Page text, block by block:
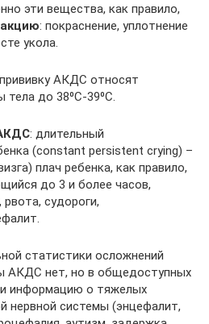
эти вещества, как правило,
: покраснение, уплотнение
укола.
АКДС относят
до 38⁰С-39⁰С.
: длительный
(constant persistent crying) –
плач ребенка, как правило,
до 3 и более часов,
судороги,
статистики осложнений
АКДС нет, но в общедоступных
информацию о тяжелых
нервной системы (энцефалит,